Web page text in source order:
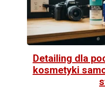
Detailing dla
kosmetyki